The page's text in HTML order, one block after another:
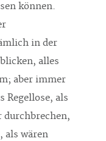
können.
in der
alles
aber immer
Regellose, als
durchbrechen,
als wären